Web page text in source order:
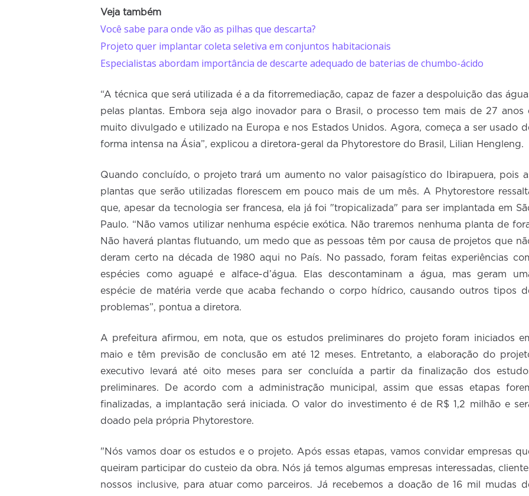
Veja também
Você sabe para onde vão as pilhas que descarta?
Projeto quer implantar coleta seletiva em conjuntos habitacionais
Especialistas abordam importância de descarte adequado de baterias de chumbo-ácido
“A técnica que será utilizada é a da fitorremediação, capaz de fazer a despoluição das
pelas plantas. Embora seja algo inovador para o Brasil, o processo tem mais de 27 anos
muito divulgado e utilizado na Europa e nos Estados Unidos. Agora, começa a ser usado
forma intensa na Ásia”, explicou a diretora-geral da Phytorestore do Brasil, Lilian Hengleng.
Quando concluído, o projeto trará um aumento no valor paisagístico do Ibirapuera, pois
plantas que serão utilizadas florescem em pouco mais de um mês. A Phytorestore
que, apesar da tecnologia ser francesa, ela já foi "tropicalizada" para ser implantada em
Paulo. “Não vamos utilizar nenhuma espécie exótica. Não traremos nenhuma planta de
Não haverá plantas flutuando, um medo que as pessoas têm por causa de projetos que
deram certo na década de 1980 aqui no País. No passado, foram feitas experiências
espécies como aguapé e alface-d’água. Elas descontaminam a água, mas geram
espécie de matéria verde que acaba fechando o corpo hídrico, causando outros tipos
problemas”, pontua a diretora.
A prefeitura afirmou, em nota, que os estudos preliminares do projeto foram iniciados
maio e têm previsão de conclusão em até 12 meses. Entretanto, a elaboração do
executivo levará até oito meses para ser concluída a partir da finalização dos
preliminares. De acordo com a administração municipal, assim que essas etapas
finalizadas, a implantação será iniciada. O valor do investimento é de R$ 1,2 milhão e
doado pela própria Phytorestore.
"Nós vamos doar os estudos e o projeto. Após essas etapas, vamos convidar empresas
queiram participar do custeio da obra. Nós já temos algumas empresas interessadas,
nossos inclusive, para atuar como parceiros. Já recebemos a doação de 16 mil mudas